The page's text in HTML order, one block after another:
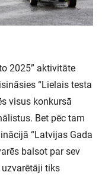
2025” aktivitāte
“Lielais testa
visus konkursā
Bet pēc tam
“Latvijas Gada
balsot par sev
tiks